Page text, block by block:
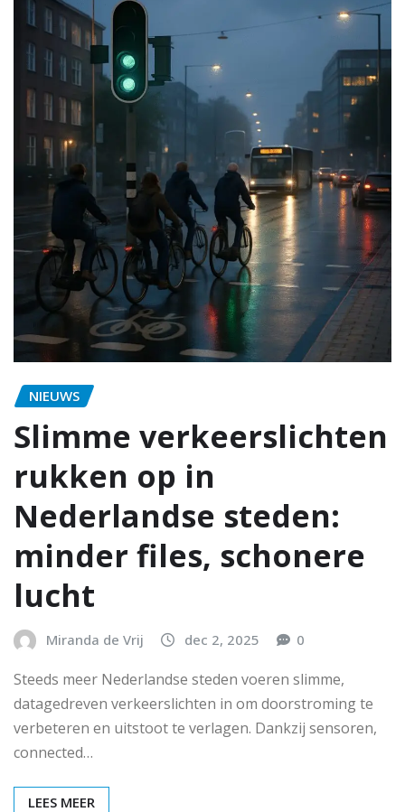
NIEUWS
Slimme verkeerslichten
rukken op in
Nederlandse steden:
minder files, schonere
lucht
Miranda de Vrij dec 2, 2025 0
Steeds meer Nederlandse steden voeren slimme,
datagedreven verkeerslichten in om doorstroming te
verbeteren en uitstoot te verlagen. Dankzij sensoren,
connected…
LEES MEER